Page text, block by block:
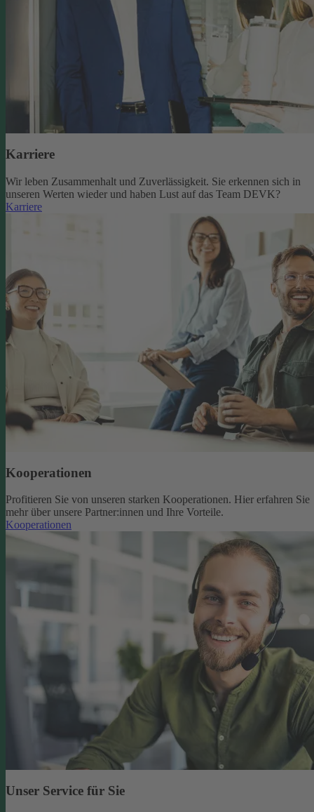
Karriere
Wir leben Zusammenhalt und Zuverlässigkeit. Sie erkennen sich in
unseren Werten wieder und haben Lust auf das Team DEVK?
Karriere
Kooperationen
Profitieren Sie von unseren starken Kooperationen. Hier erfahren Sie
mehr über unsere Partner:innen und Ihre Vorteile.
Kooperationen
Unser Service für Sie